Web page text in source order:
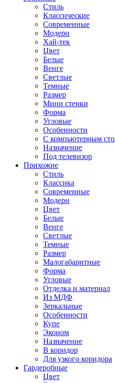
Стиль
Классические
Современные
Модерн
Хай-тек
Цвет
Белые
Венге
Светлые
Темные
Размер
Мини стенки
Форма
Угловые
Особенности
С компьютерным
Назначение
Под телевизор
Прихожие
Стиль
Классика
Современные
Модерн
Цвет
Белые
Венге
Светлые
Темные
Размер
Малогабаритные
Форма
Угловые
Отделка и материал
Из МДФ
Зеркальные
Особенности
Купе
Эконом
Назначение
В коридор
Для узкого коридора
Гардеробные
Цвет